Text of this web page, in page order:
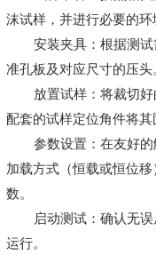
沫试样，并进行必要的环
安装夹具：根据测
准孔板及对应尺寸的压头
放置试样：将裁切
配套的试样定位角件将其
参数设置：在友好
加载方式（恒载或恒位
数。
启动测试：确认无
运行。